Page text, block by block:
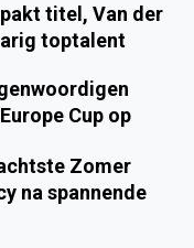
titel, Van der
toptalent
Cup op
Zomer
na spannende